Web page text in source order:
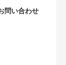
問い合わせ